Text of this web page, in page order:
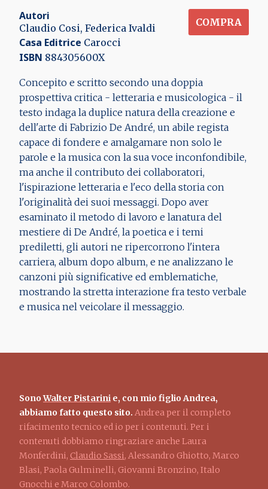
Autori
Claudio Cosi, Federica Ivaldi
Casa Editrice Carocci
ISBN 884305600X
COMPRA
Concepito e scritto secondo una doppia
prospettiva critica - letteraria e musicologica - il
testo indaga la duplice natura della creazione e
dell'arte di Fabrizio De André, un abile regista
capace di fondere e amalgamare non solo le
parole e la musica con la sua voce inconfondibile,
ma anche il contributo dei collaboratori,
l'ispirazione letteraria e l'eco della storia con
l'originalità dei suoi messaggi. Dopo aver
esaminato il metodo di lavoro e lanatura del
mestiere di De André, la poetica e i temi
prediletti, gli autori ne ripercorrono l'intera
carriera, album dopo album, e ne analizzano le
canzoni più significative ed emblematiche,
mostrando la stretta interazione fra testo verbale
e musica nel veicolare il messaggio.
SonoWalter Pistarini e, con mio figlio Andrea,
abbiamo fatto questo sito. Andrea per il completo
rifacimento tecnico ed io per i contenuti. Per i
contenuti dobbiamo ringraziare anche Laura
Monferdini, Claudio Sassi, Alessandro Ghiotto, Marco
Blasi, Paola Gulminelli, Giovanni Bronzino, Italo
Gnocchi e Marco Colombo.